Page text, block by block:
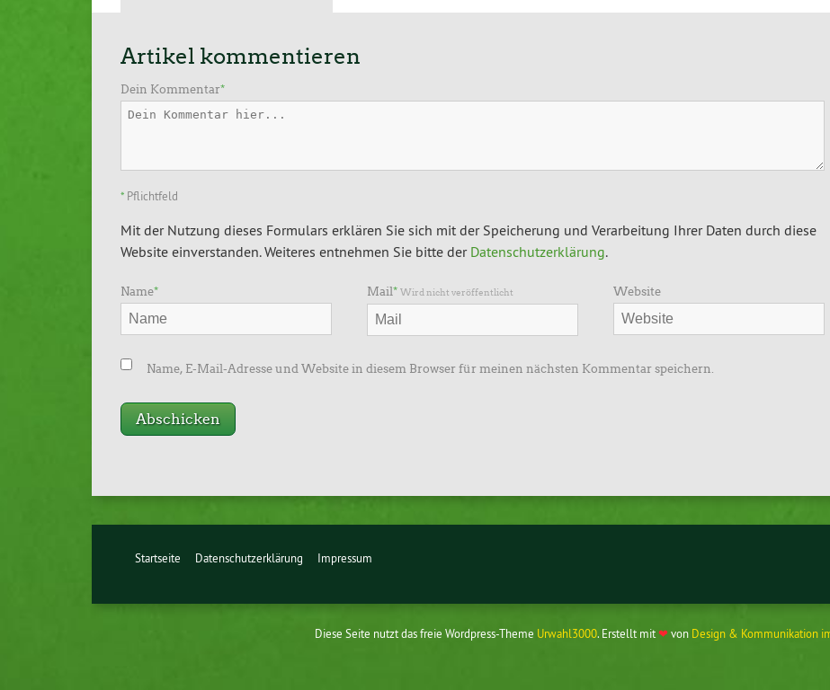
Artikel kommentieren
Dein Kommentar*
* Pflichtfeld
Mit der Nutzung dieses Formulars erklären Sie sich mit der Speicherung und Verarbeitung Ihrer Daten durch diese
Website einverstanden. Weiteres entnehmen Sie bitte der Datenschutzerklärung.
Name* Mail* Wird nicht veröffentlicht Website
Name, E-Mail-Adresse und Website in diesem Browser für meinen nächsten Kommentar speichern.
Startseite Datenschutzerklärung Impressum
Diese Seite nutzt das freie Wordpress-Theme Urwahl3000. Erstellt mit❤ von Design & Kommunikation